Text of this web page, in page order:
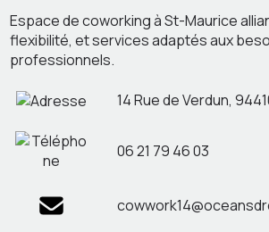
Espace de coworking à St-Maurice
flexibilité, et services adaptés aux
professionnels.
14 Rue de Verdun,
06 21 79 46 03